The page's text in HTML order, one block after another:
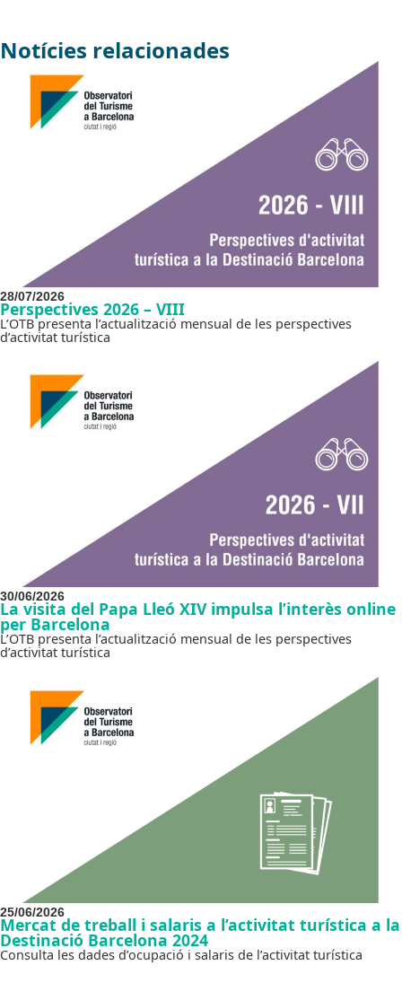
Notícies relacionades
28/07/2026
Perspectives 2026 – VIII
L’OTB presenta l’actualització mensual de les perspectives
d’activitat turística
30/06/2026
La visita del Papa Lleó XIV impulsa l’interès online
per Barcelona
L’OTB presenta l’actualització mensual de les perspectives
d’activitat turística
25/06/2026
Mercat de treball i salaris a l’activitat turística a la
Destinació Barcelona 2024
Consulta les dades d’ocupació i salaris de l’activitat turística